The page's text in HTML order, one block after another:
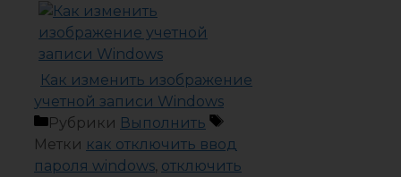
Как изменить изображение
учетной записи Windows
Рубрики Выполнить
Метки как отключить ввод
пароля windows, отключить